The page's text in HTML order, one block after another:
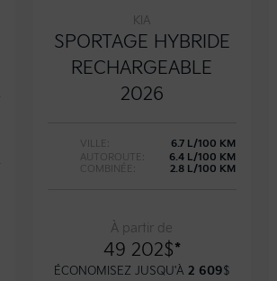
KIA
SPORTAGE HYBRIDE
RECHARGEABLE
2026
VILLE:
6.7 L/100 KM
AUTOROUTE:
6.4 L/100 KM
COMBINÉE:
2.8 L/100 KM
À partir de
49 202$*
ÉCONOMISEZ JUSQU'À2 609$